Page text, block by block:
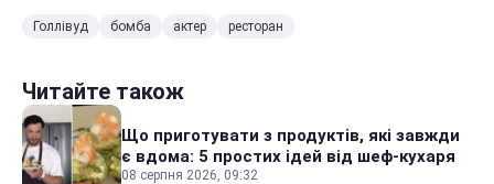
Голлівуд бомба актер ресторан
Читайте також
Що приготувати з продуктів, які завжди
є вдома: 5 простих ідей від шеф-кухаря
08 серпня 2026, 09:32